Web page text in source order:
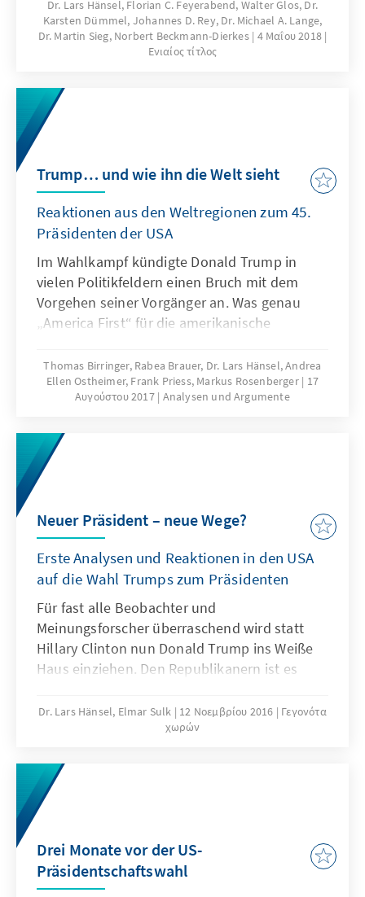
Region selbst. Russland, China, die Türkei und
die Golfstaaten gewinnen mit
Intentionen und Interessen an Einfluss in
dieser Enklave innerhalb der Europäischen
Union – politisch, wirtschaftlich und kulturell.
Dr. Lars Hänsel, Florian C. Feyerabend, Walter Glos, Dr.
Karsten Dümmel, Johannes D. Rey, Dr. Michael A. Lange,
Dr. Martin Sieg, Norbert Beckmann-Dierkes 4 Μαΐου 2018
Ενιαίος τίτλος
Trump… und wie ihn die Welt sieht
Reaktionen aus den Weltregionen zum 45.
Präsidenten der USA
Im Wahlkampf kündigte Donald Trump in
vielen Politikfeldern einen Bruch mit dem
Vorgehen seiner Vorgänger an. Was genau
„America First“ für die amerikanische
nach seinem Amtsantritt jedoch offen. Bis
heute ist seine Präsidentschaft mit
Fragezeichen versehen und von
Papier liefert Hintergrundinformationen über
die weltweiten Wahrnehmungen der neuen
politischen Ausrichtung der USA unter
Erklärungsmuster für Trumps Wahlsieg ab
auf.
Thomas Birringer, Rabea Brauer, Dr. Lars Hänsel, Andrea
Ellen Ostheimer, Frank Priess, Markus Rosenberger
17
Αυγούστου 2017 Analysen und Argumente
Neuer Präsident – neue Wege?
Erste Analysen und Reaktionen in den USA
auf die Wahl Trumps zum Präsidenten
Für fast alle Beobachter und
Meinungsforscher überraschend wird statt
Hillary Clinton nun Donald Trump ins Weiße
Haus einziehen. Den Republikanern ist es
Häusern des Kongresses zu behaupten.
Dr. Lars Hänsel, Elmar Sulk 12 Νοεμβρίου 2016
Γεγονότα
χωρών
Drei Monate vor der US-
Präsidentschaftswahl